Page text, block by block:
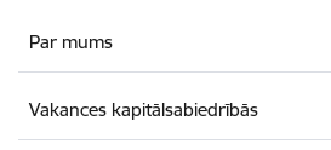
Par mums
Vakances kapitālsabiedrībās